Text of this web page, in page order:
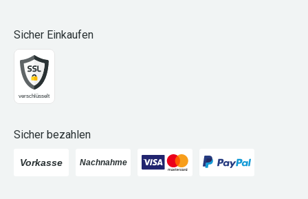
Sicher Einkaufen
Sicher bezahlen